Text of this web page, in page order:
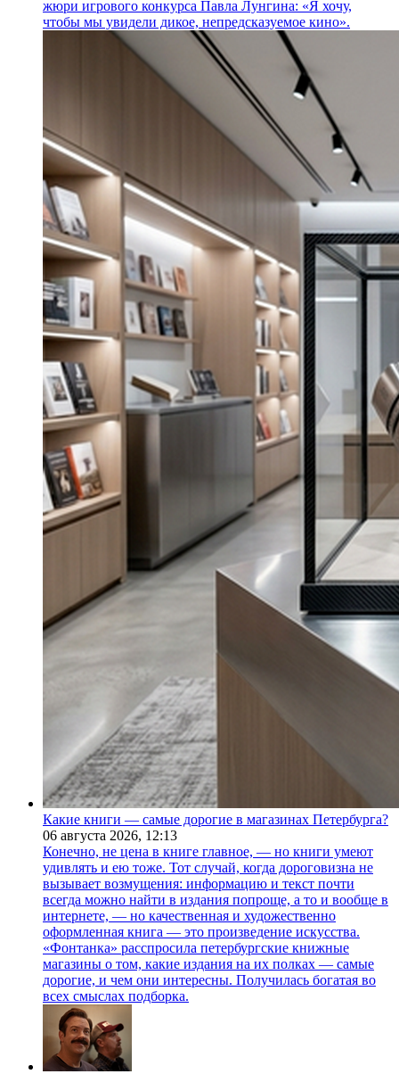
жюри игрового конкурса Павла Лунгина: «Я хочу,
чтобы мы увидели дикое, непредсказуемое кино».
Какие книги — самые дорогие в магазинах Петербурга?
06 августа 2026, 12:13
Конечно, не цена в книге главное, — но книги умеют
удивлять и ею тоже. Тот случай, когда дороговизна не
вызывает возмущения: информацию и текст почти
всегда можно найти в издания попроще, а то и вообще в
интернете, — но качественная и художественно
оформленная книга — это произведение искусства.
«Фонтанка» расспросила петербургские книжные
магазины о том, какие издания на их полках — самые
дорогие, и чем они интересны. Получилась богатая во
всех смыслах подборка.